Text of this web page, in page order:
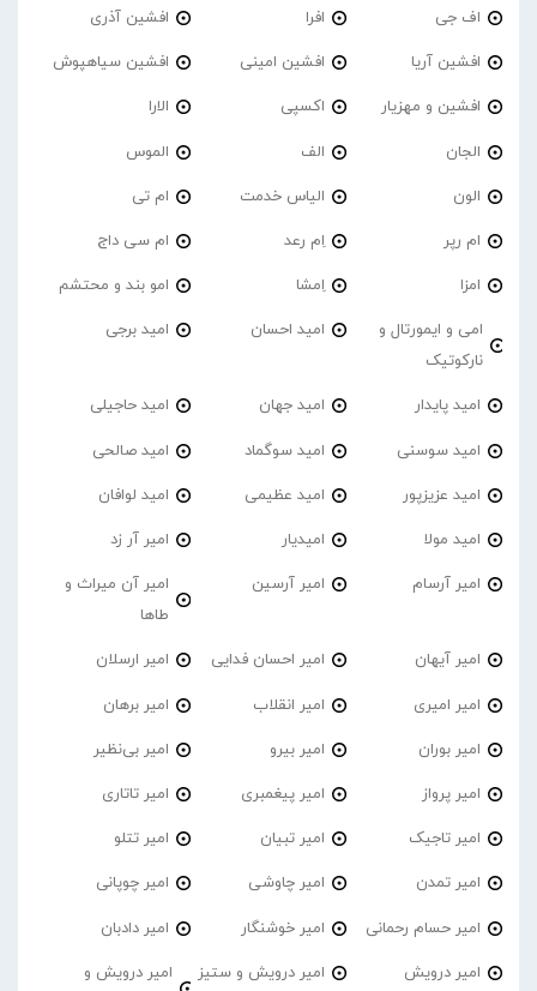
اف جی افرا افشین آذری
افشین آریا افشین امینی افشین سیاهپوش
افشین و مهزیار اکسپی الارا
الجان الف الموس
الون الیاس خدمت ام تی
ام رپر اِم رعد ام سی داج
امزا اِمشا امو بند و محتشم
امی و ایمورتال و
نارکوتیک
امید احسان امید برجی
امید پایدار امید جهان امید حاجیلی
امید سوسنی امید سوگماد امید صالحی
امید عزیزپور امید عظیمی امید لوافان
امید مولا امیدیار امیر آر زد
امیر آرسام امیر آرسین
امیر آن میراث و
طاها
امیر آیهان امیر احسان فدایی امیر ارسلان
امیر امیری امیر انقلاب امیر برهان
امیر‌ بوران امیر بیرو امیر بی‌نظیر
امیر پرواز امیر پیغمبری امیر تاتاری
امیر تاجیک امیر تبیان امیر تتلو
امیر تمدن امیر چاوشی امیر چوپانی
امیر حسام رحمانی امیر خوشنگار امیر دادبان
امیر درویش امیر درویش و ستیز
امیر درویش و